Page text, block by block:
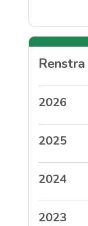
2026
2025
2024
2023